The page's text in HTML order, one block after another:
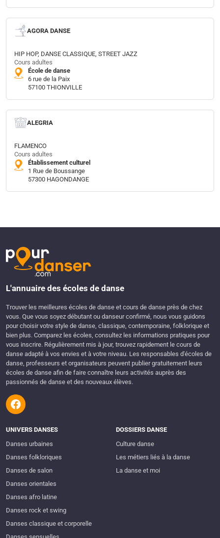
AGORA DANSE
HIP HOP, DANSE CLASSIQUE, STREET JAZZ
Cours adultes
École de danse
6 rue de la Paix
57100 THIONVILLE
ALEGRIA
FLAMENCO
Cours adultes
Établissement culturel
1 Rue de Boussange
57300 HAGONDANGE
L'annuaire des écoles de danse
Trouver les meilleures écoles de danse et cours de danse près de chez
vous. Que vous soyez débutant ou danseur confirmé, nous vous guidons
pour choisir votre style de danse, classique, contemporaine, folklorique et
bien plus. Comparez les écoles, consultez les informations pratiques pour
vous inscrire. Régulièrement mis à jour, trouvez rapidement le cours de
danse adapté à vos envies et à votre niveau. Les responsables d'écoles de
danse, professeurs et organisateurs peuvent publier gratuitement leurs
écoles de danse afin de faire connaître leurs activités auprès des
passionnés de danse et des nouveaux élèves.
UNIVERS DANSES
Danses urbaines
Danses folkloriques
Danses de salon
Danses orientales
Danses afro latine
Danses rock et swing
Danses classique et corporelle
DOSSIERS DANSE
Culture danse
Les métiers liés à la danse
La danse et moi